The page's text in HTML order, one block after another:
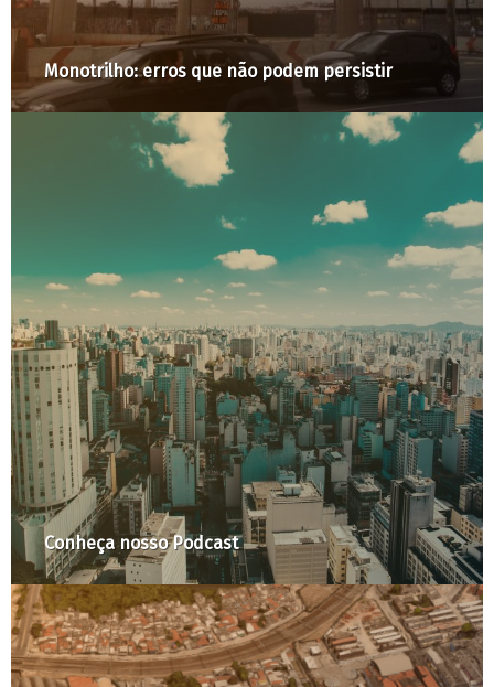
Monotrilho: erros que não podem persistir
Conheça nosso Podcast